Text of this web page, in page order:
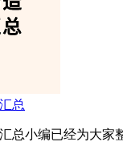
总
总小编已经为大家